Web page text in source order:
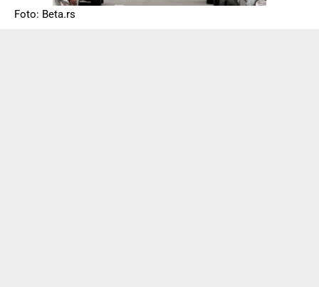
Foto: Beta.rs